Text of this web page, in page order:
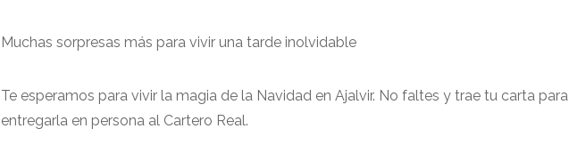
Muchas sorpresas más para vivir una tarde inolvidable
Te esperamos para vivir la magia de la Navidad en Ajalvir. No faltes y trae tu carta para
entregarla en persona al Cartero Real.